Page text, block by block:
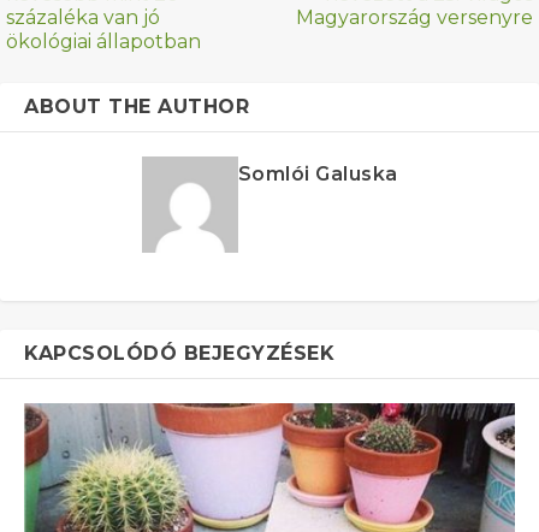
százaléka van jó
ökológiai állapotban
Magyarország versenyre
ABOUT THE AUTHOR
Somlói Galuska
KAPCSOLÓDÓ BEJEGYZÉSEK